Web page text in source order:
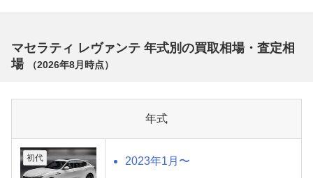
マセラティ レヴァンテ 年式別の買取相場・査定相
場
（2026年8月 時点）
年式
初代 2023年1月〜